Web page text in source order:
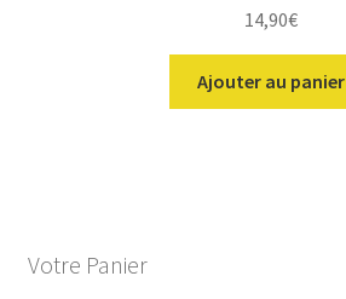
14,90€
Ajouter au panier
Votre Panier